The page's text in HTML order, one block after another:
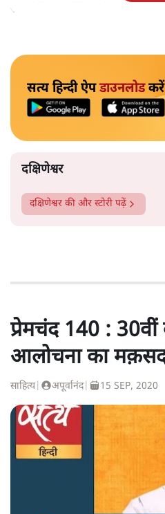
राजनीतिक पार्टियों को एक मंच
सत्य हिन्दी ऐपडाउनलोडकरें
दक्षिणेश्वर
दक्षिणेश्वर की और स्टोरी पढ़ें
प्रेमचंद 140 :
आलोचना का
साहित्य| अपूर्वानंद| 15 SEP, 2020